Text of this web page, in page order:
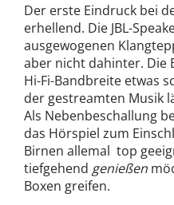
Der erste Eindruck bei
erhellend. Die JBL-
ausgewogenen
aber nicht dahinter. Die
Hi-Fi-Bandbreite etwas
der gestreamten Musik
Als Nebenbeschallung
das Hörspiel zum
Birnen allemal top
tiefgehend genießen
Boxen greifen.